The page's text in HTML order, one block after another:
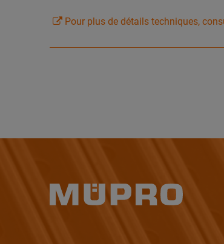
Pour plus de détails techniques,